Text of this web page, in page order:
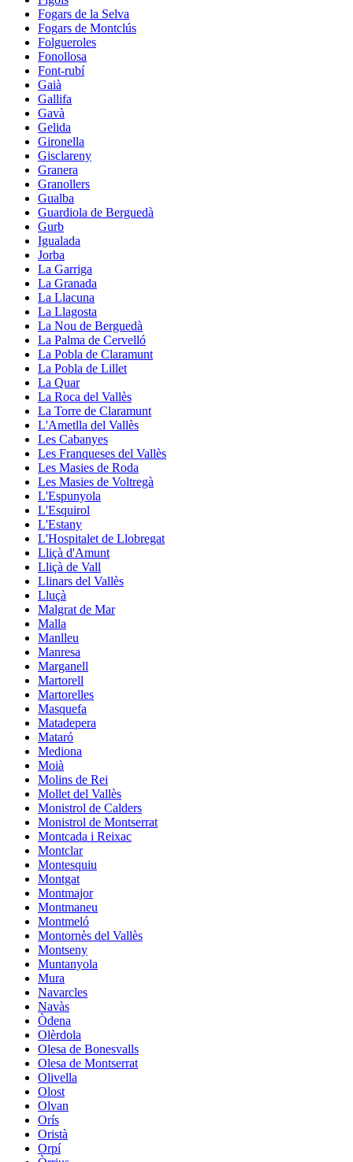
Fogars de la Selva
Fogars de Montclús
Folgueroles
Fonollosa
Font-rubí
Gaià
Gallifa
Gavà
Gelida
Gironella
Gisclareny
Granera
Granollers
Gualba
Guardiola de Berguedà
Gurb
Igualada
Jorba
La Garriga
La Granada
La Llacuna
La Llagosta
La Nou de Berguedà
La Palma de Cervelló
La Pobla de Claramunt
La Pobla de Lillet
La Quar
La Roca del Vallès
La Torre de Claramunt
L'Ametlla del Vallès
Les Cabanyes
Les Franqueses del Vallès
Les Masies de Roda
Les Masies de Voltregà
L'Espunyola
L'Esquirol
L'Estany
L'Hospitalet de Llobregat
Lliçà d'Amunt
Lliçà de Vall
Llinars del Vallès
Lluçà
Malgrat de Mar
Malla
Manlleu
Manresa
Marganell
Martorell
Martorelles
Masquefa
Matadepera
Mataró
Mediona
Moià
Molins de Rei
Mollet del Vallès
Monistrol de Calders
Monistrol de Montserrat
Montcada i Reixac
Montclar
Montesquiu
Montgat
Montmajor
Montmaneu
Montmeló
Montornès del Vallès
Montseny
Muntanyola
Mura
Navarcles
Navàs
Òdena
Olèrdola
Olesa de Bonesvalls
Olesa de Montserrat
Olivella
Olost
Olvan
Orís
Oristà
Orpí